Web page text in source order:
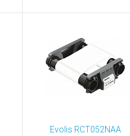
Evolis RCT052NAA